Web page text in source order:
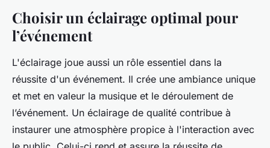
Choisir un éclairage optimal pour
l’événement
L'éclairage joue aussi un rôle essentiel dans la
réussite d'un événement. Il crée une ambiance unique
et met en valeur la musique et le déroulement de
l’événement. Un éclairage de qualité contribue à
instaurer une atmosphère propice à l'interaction avec